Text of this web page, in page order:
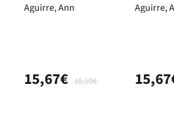
Aguirre, Ann
16,50€
15,67€
Aguirre,